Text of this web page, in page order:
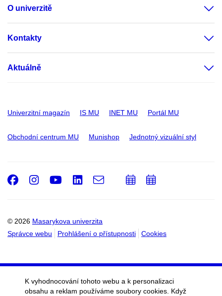
O univerzitě
Kontakty
Aktuálně
Univerzitní magazín IS MU INET MU Portál MU
Obchodní centrum MU Munishop Jednotný vizuální styl
© 2026 Masarykova univerzita
Správce webu
Prohlášení o přístupnosti Cookies
Facebook
Instagram
Youtube
LinkedIn
e-
PřidatPřidat
K vyhodnocování tohoto webu a k personalizaci
obsahu a reklam používáme soubory cookies. Když